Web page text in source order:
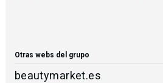
Otras webs del grupo
beautymarket.es